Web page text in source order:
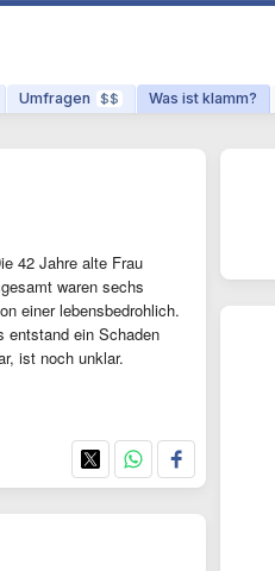
Umfragen $$ Was ist klamm?
42 Jahre alte Frau
waren sechs
einer lebensbedrohlich.
entstand ein Schaden
ist noch unklar.